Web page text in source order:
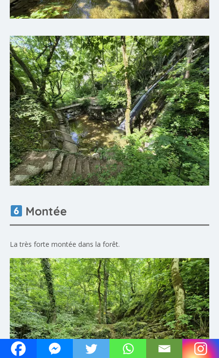
Montée
La très forte montée dans la forêt.